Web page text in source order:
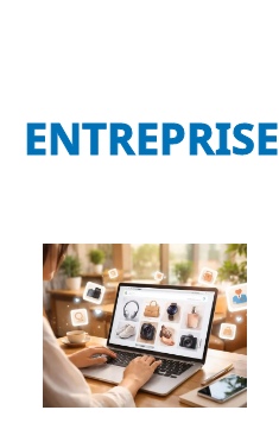
ENTREPRISE